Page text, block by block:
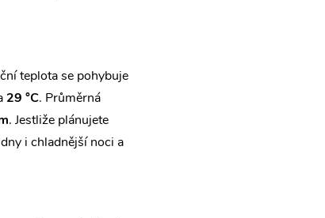
teplota se pohybuje
29 °C. Průměrná
. Jestliže plánujete
i chladnější noci a